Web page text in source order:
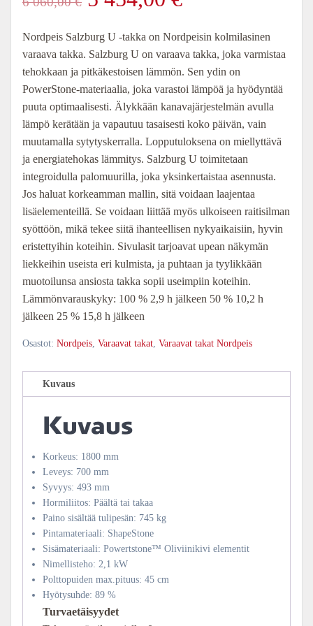
hinta
oli:
6
060,00 €.
hinta
on:
5
454,00 €.
Nordpeis Salzburg U -takka on Nordpeisin kolmilasinen
varaava takka. Salzburg U on varaava takka, joka varmistaa
tehokkaan ja pitkäkestoisen lämmön. Sen ydin on
PowerStone-materiaalia, joka varastoi lämpöä ja hyödyntää
puuta optimaalisesti. Älykkään kanavajärjestelmän avulla
lämpö kerätään ja vapautuu tasaisesti koko päivän, vain
muutamalla sytytyskerralla. Lopputuloksena on miellyttävä
ja energiatehokas lämmitys. Salzburg U toimitetaan
integroidulla palomuurilla, joka yksinkertaistaa asennusta.
Jos haluat korkeamman mallin, sitä voidaan laajentaa
lisäelementeillä. Se voidaan liittää myös ulkoiseen raitisilman
syöttöön, mikä tekee siitä ihanteellisen nykyaikaisiin, hyvin
eristettyihin koteihin. Sivulasit tarjoavat upean näkymän
liekkeihin useista eri kulmista, ja puhtaan ja tyylikkään
muotoilunsa ansiosta takka sopii useimpiin koteihin.
Lämmönvarauskyky: 100 % 2,9 h jälkeen 50 % 10,2 h
jälkeen 25 % 15,8 h jälkeen
Osastot: Nordpeis, Varaavat takat, Varaavat takat Nordpeis
Kuvaus
Kuvaus
Korkeus: 1800 mm
Leveys: 700 mm
Syvyys: 493 mm
Hormiliitos: Päältä tai takaa
Paino sisältää tulipesän: 745 kg
Pintamateriaali: ShapeStone
Sisämateriaali: Powertstone™ Oliviinikivi elementit
Nimellisteho: 2,1 kW
Polttopuiden max.pituus: 45 cm
Hyötysuhde: 89 %
Turvaetäisyydet